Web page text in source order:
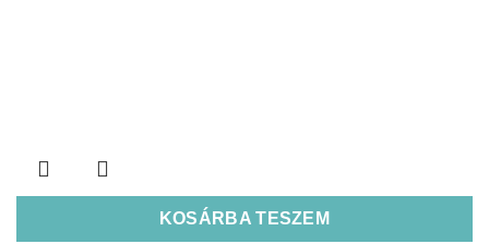
KOSÁRBA TESZEM